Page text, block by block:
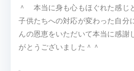
＾ 本当に身も心もほぐれた感じ
子供たちへの対応が変わった自分
んの恩恵をいただいて本当に感
がとうございました＾＾